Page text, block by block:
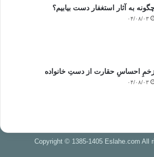
به آثار استغفار دست بیابیم؟
۰۴/۰۸/۰۳
احساسِ حقارت از دستِ خانواده
۰۴/۰۸/۰۳
Copyright © 1385-1405 Eslahe.com All